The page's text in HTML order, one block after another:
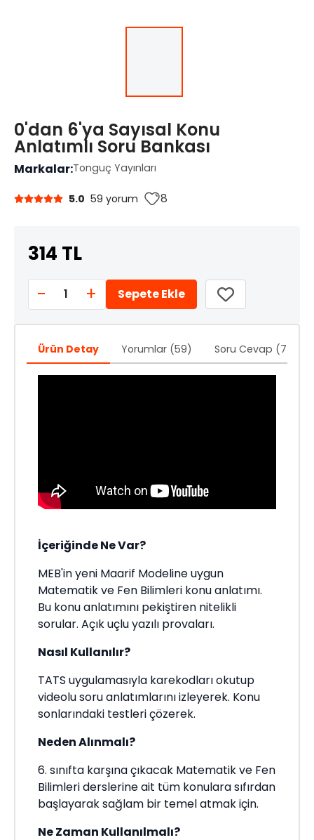
0'dan 6'ya Sayısal Konu
Anlatımlı Soru Bankası
Markalar:Tonguç Yayınları
5.0 59 yorum 8
314 TL
- 1 + Sepete Ekle
Ürün Detay Yorumlar (59) Soru Cevap (7)
İçeriğinde Ne Var?
MEB'in yeni Maarif Modeline uygun
Matematik ve Fen Bilimleri konu anlatımı.
Bu konu anlatımını pekiştiren nitelikli
sorular. Açık uçlu yazılı provaları.
Nasıl Kullanılır?
TATS uygulamasıyla karekodları okutup
videolu soru anlatımlarını izleyerek. Konu
sonlarındaki testleri çözerek.
Neden Alınmalı?
6. sınıfta karşına çıkacak Matematik ve Fen
Bilimleri derslerine ait tüm konulara sıfırdan
başlayarak sağlam bir temel atmak için.
Ne Zaman Kullanılmalı?